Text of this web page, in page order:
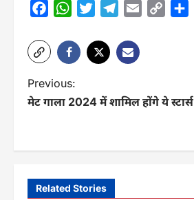
FacebookWhatsAppTwitterTelegram
Email
Copy
P
o
n
Previous:
मेट गाला 2024 में शामिल होंगे ये स्टार्स
Related Stories